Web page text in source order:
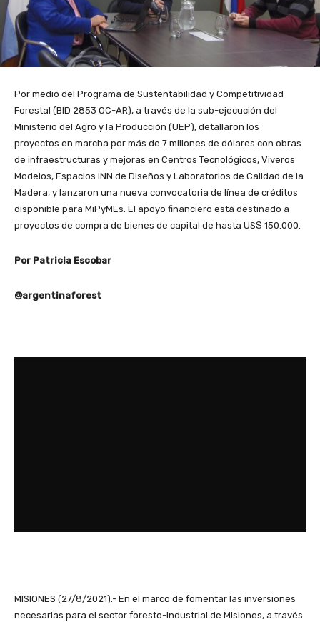
Por medio del Programa de Sustentabilidad y Competitividad
Forestal (BID 2853 OC-AR), a través de la sub-ejecución del
Ministerio del Agro y la Producción (UEP), detallaron los
proyectos en marcha por más de 7 millones de dólares con obras
de infraestructuras y mejoras en Centros Tecnológicos, Viveros
Modelos, Espacios INN de Diseños y Laboratorios de Calidad de la
Madera, y lanzaron una nueva convocatoria de línea de créditos
disponible para MiPyMEs. El apoyo financiero está destinado a
proyectos de compra de bienes de capital de hasta US$ 150.000.
Por Patricia Escobar
@argentinaforest
MISIONES (27/8/2021).- En el marco de fomentar las inversiones
necesarias para el sector foresto-industrial de Misiones, a través